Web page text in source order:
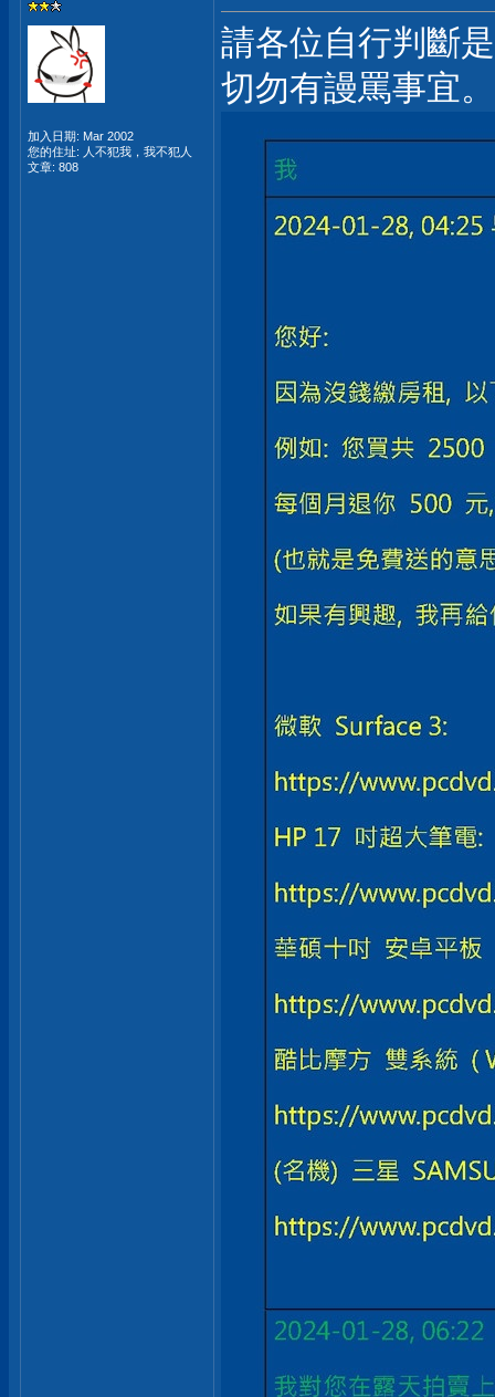
加入日期: Mar 2002
您的住址: 人不犯我，我不犯人
文章: 808
請各位自行判斷
切勿有謾罵事宜。